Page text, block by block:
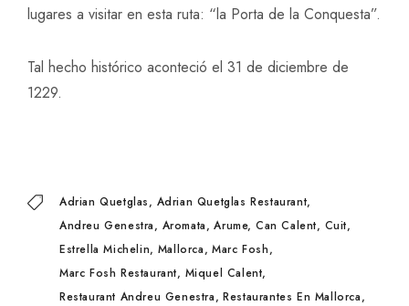
lugares a visitar en esta ruta: “la Porta de la Conquesta”.
Tal hecho histórico aconteció el 31 de diciembre de
1229.
Adrian Quetglas
Adrian Quetglas Restaurant
Andreu Genestra
Aromata Arume Can Calent Cuit
Estrella Michelin Mallorca Marc Fosh
Marc Fosh Restaurant Miquel Calent
Restaurant Andreu Genestra Restaurantes En Mallorca